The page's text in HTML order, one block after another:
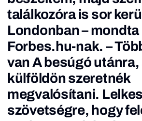
találkozóra is sor
Londonban – mondta
Forbes.hu-nak. –
van A besúgó utánra,
külföldön szeretnék
megvalósítani.
szövetségre, hogy